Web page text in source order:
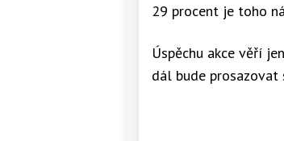
29 procent je toho
Úspěchu akce věří
dál bude prosazovat